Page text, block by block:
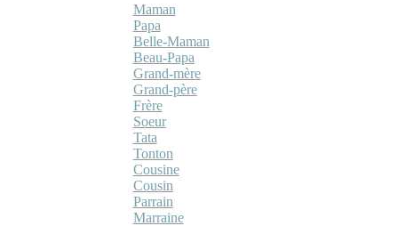
Maman
Papa
Belle-Maman
Beau-Papa
Grand-mère
Grand-père
Frère
Soeur
Tata
Tonton
Cousine
Cousin
Parrain
Marraine